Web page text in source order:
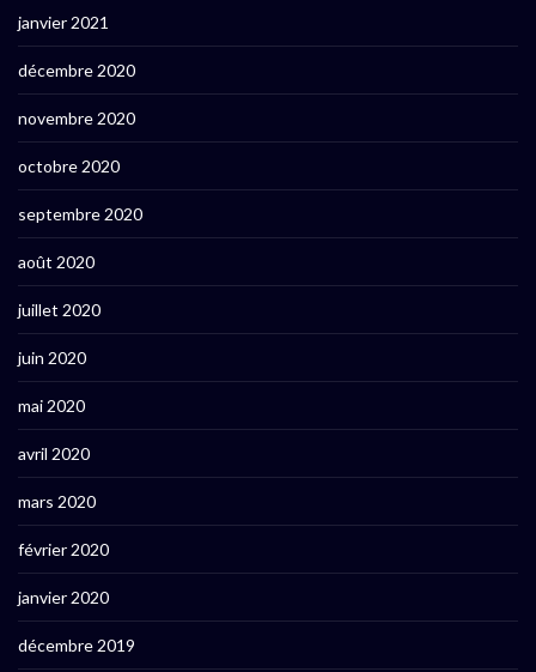
janvier 2021
décembre 2020
novembre 2020
octobre 2020
septembre 2020
août 2020
juillet 2020
juin 2020
mai 2020
avril 2020
mars 2020
février 2020
janvier 2020
décembre 2019